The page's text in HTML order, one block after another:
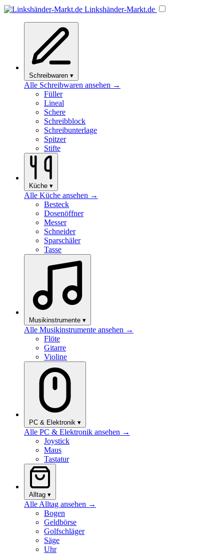
Linkshänder-Markt.de
Schreibwaren ▾
Alle Schreibwaren ansehen →
Füller
Lineal
Schere
Schreibblock
Schreibunterlage
Spitzer
Stifte
Küche ▾
Alle Küche ansehen →
Besteck
Dosenöffner
Messer
Schneider
Sparschäler
Tasse
Musikinstrumente ▾
Alle Musikinstrumente ansehen →
Flöte
Gitarre
Violine
PC & Elektronik ▾
Alle PC & Elektronik ansehen →
Joystick
Maus
Tastatur
Alltag ▾
Alle Alltag ansehen →
Bogen
Geldbörse
Golfschläger
Säge
Uhr